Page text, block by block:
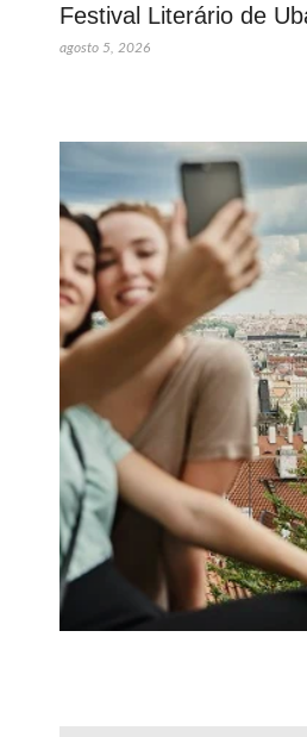
Festival Literário de
agosto 5, 2026